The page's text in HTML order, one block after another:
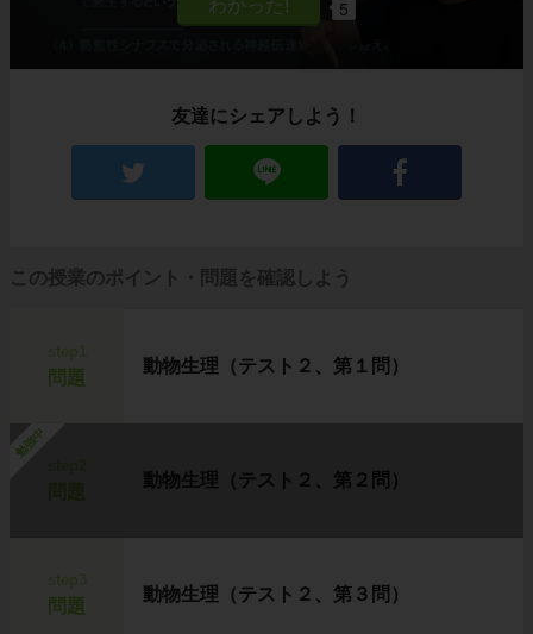
5
友達にシェアしよう！
この授業のポイント・問題を確認しよう
問題
動物生理（テスト２、第１問）
勉強中
動物生理（テスト２、第２問）
問題
動物生理（テスト２、第３問）